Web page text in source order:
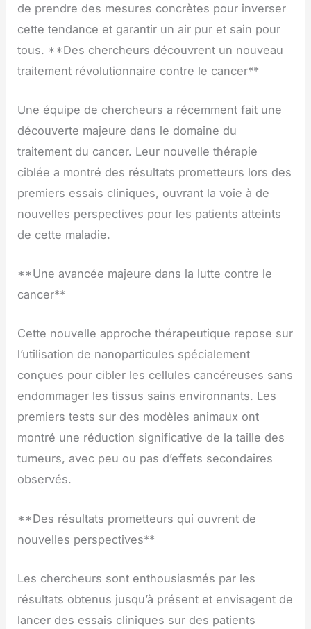
de prendre des mesures concrètes pour inverser
cette tendance et garantir un air pur et sain pour
tous. **Des chercheurs découvrent un nouveau
traitement révolutionnaire contre le cancer**
Une équipe de chercheurs a récemment fait une
découverte majeure dans le domaine du
traitement du cancer. Leur nouvelle thérapie
ciblée a montré des résultats prometteurs lors des
premiers essais cliniques, ouvrant la voie à de
nouvelles perspectives pour les patients atteints
de cette maladie.
**Une avancée majeure dans la lutte contre le
cancer**
Cette nouvelle approche thérapeutique repose sur
l’utilisation de nanoparticules spécialement
conçues pour cibler les cellules cancéreuses sans
endommager les tissus sains environnants. Les
premiers tests sur des modèles animaux ont
montré une réduction significative de la taille des
tumeurs, avec peu ou pas d’effets secondaires
observés.
**Des résultats prometteurs qui ouvrent de
nouvelles perspectives**
Les chercheurs sont enthousiasmés par les
résultats obtenus jusqu’à présent et envisagent de
lancer des essais cliniques sur des patients